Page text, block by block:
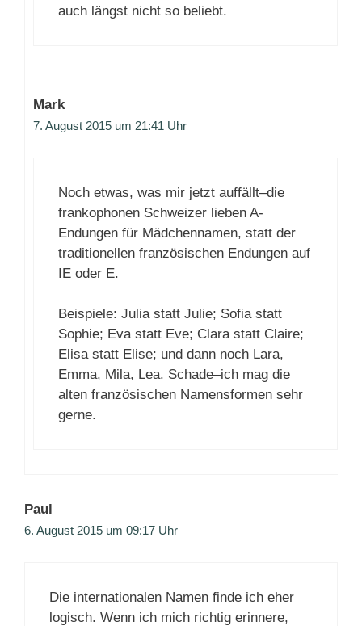
auch längst nicht so beliebt.
Mark
7. August 2015 um 21:41 Uhr
Noch etwas, was mir jetzt auffällt–die
frankophonen Schweizer lieben A-
Endungen für Mädchennamen, statt der
traditionellen französischen Endungen auf
IE oder E.
Beispiele: Julia statt Julie; Sofia statt
Sophie; Eva statt Eve; Clara statt Claire;
Elisa statt Elise; und dann noch Lara,
Emma, Mila, Lea. Schade–ich mag die
alten französischen Namensformen sehr
gerne.
Paul
6. August 2015 um 09:17 Uhr
Die internationalen Namen finde ich eher
logisch. Wenn ich mich richtig erinnere,